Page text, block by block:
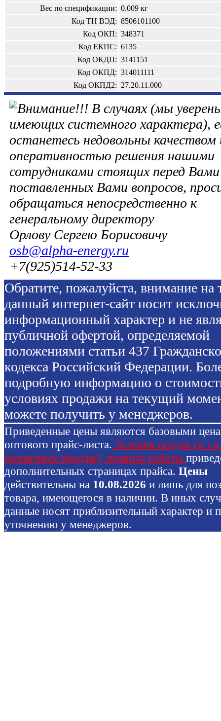
Вес по спецификации: 0.009 кг
Код ТН ВЭД: 8506101100
Код ОКП: 348371
Код ЕКПС: 6135
Код ОКДП: 3141151
Код ОКПД: 314011111
Код ОКПД2: 27.20.11.000
В случаях (мы
имеющих системного характера),
останетесь недовольны качеством
оперативностью решения нашими
сотрудниками стоящих перед Вами
поставленных Вами вопросов,
обращаться непосредственно к
генеральному директору
Орлову Сергею Борисовичу
osb@alpha-energy.ru
+7(925)514-52-33
Обратите, пожалуйста, внимание на
данный интернет-сайт носит
информационный характер и не
публичной офертой, определяемой
положениями статьи 437
кодекса Российский Федерации.
подробную информацию о
условиях продажи на текущий
можете получить у менеджеров.
Приведенные цены являются базовыми
оптового прайс-листа. Условия скидок (в
розничных продаж), правила работы
дополнительных страницах прайса. Цены
действительны на 10.08.2026 и лишь для
товара, имеющегося в наличии. В иных
данные носят приблизительный характер и
уточнению у менеджеров.